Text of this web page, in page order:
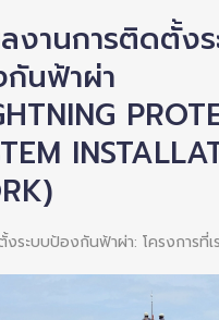
งานการติดตั้ง
นฟ้าผ่า
ระบบป้องกันฟ้าผ่า: โครงการที่เ